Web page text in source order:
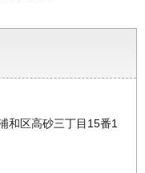
和区高砂三丁目15番1